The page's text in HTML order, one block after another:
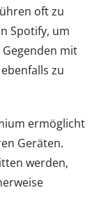
oft zu
Spotify, um
mit
zu
ermöglicht
Geräten.
werden,